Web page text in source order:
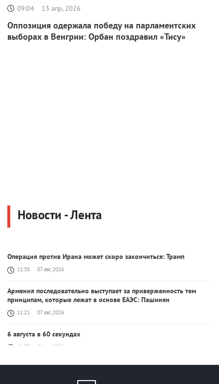
09:04 13 апр, 2026
Оппозиция одержала победу на парламентских
выборах в Венгрии: Орбан поздравил «Тису»
Новости - Лента
Операция против Ирана может скоро закончиться: Трамп
11:30 07 авг, 2026
Армения последовательно выступает за приверженность тем
принципам, которые лежат в основе ЕАЭС: Пашинян
11:21 07 авг, 2026
6 августа в 60 секундах
21:35 06 авг, 2026